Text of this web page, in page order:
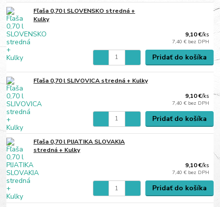
Fľaša 0,70 l SLOVENSKO stredná +
Kulky
9,10 €/ks
7,40 € bez DPH
Pridať do košíka
Fľaša 0,70 l SLIVOVICA stredná + Kulky
9,10 €/ks
7,40 € bez DPH
Pridať do košíka
Fľaša 0,70 l PIJATIKA SLOVAKIA
stredná + Kulky
9,10 €/ks
7,40 € bez DPH
Pridať do košíka